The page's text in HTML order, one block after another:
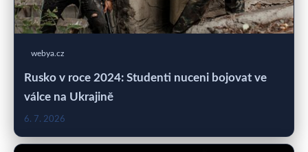
webya.cz
Rusko v roce 2024: Studenti nuceni bojovat ve
válce na Ukrajině
6. 7. 2026